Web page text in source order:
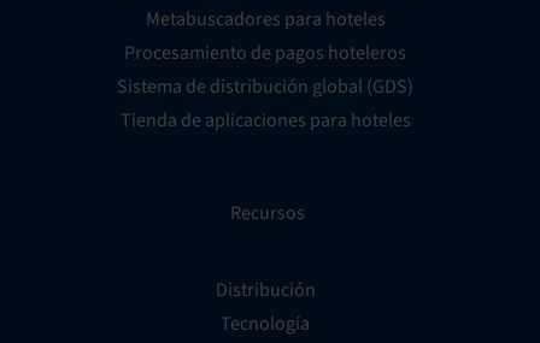
Metabuscadores para hoteles
Procesamiento de pagos hoteleros
Sistema de distribución global (GDS)
Tienda de aplicaciones para hoteles
Recursos
Distribución
Tecnología